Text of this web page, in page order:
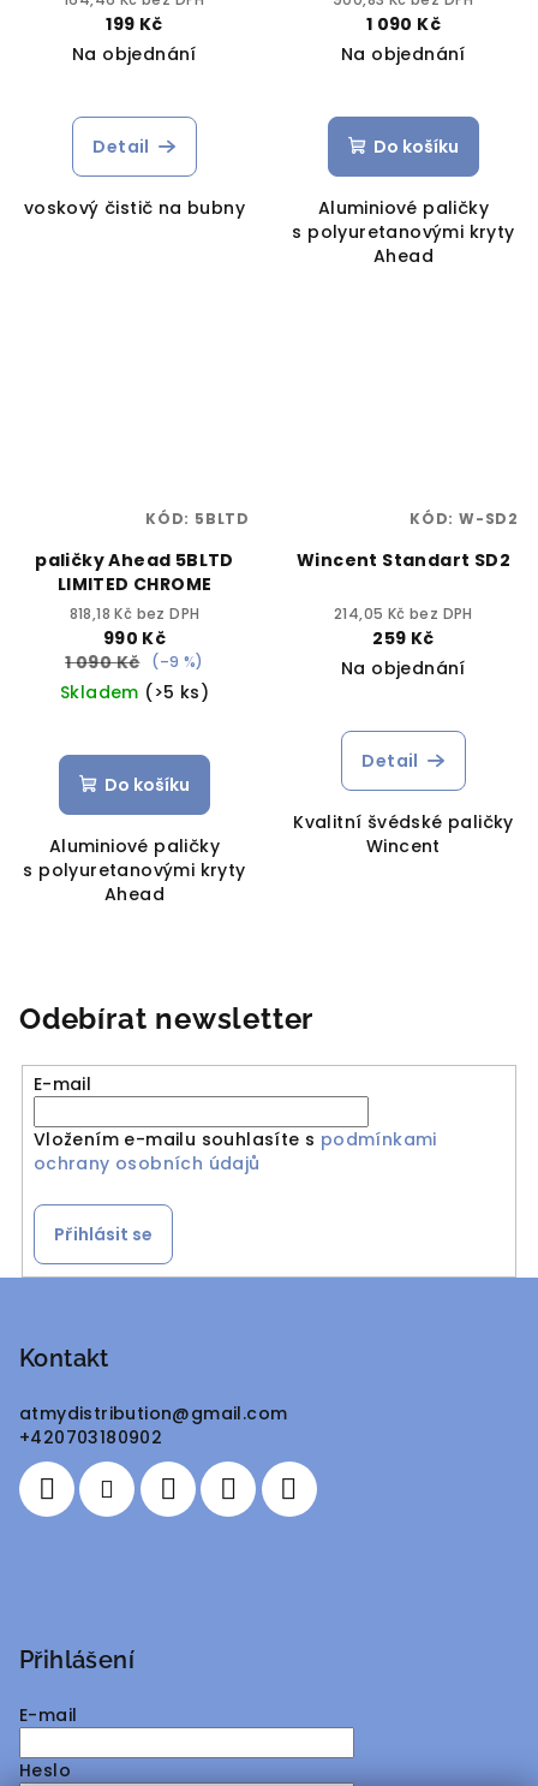
199 Kč
Na objednání
Detail
voskový čistič na bubny
1 090 Kč
Na objednání
Do košíku
Aluminiové paličky
s polyuretanovými kryty
Ahead
paličky Ahead 5BLTD
LIMITED CHROME
818,18 Kč bez DPH
990 Kč
1 090 Kč
(–9 %)
Skladem (>5 ks)
Do košíku
Aluminiové paličky
s polyuretanovými kryty
Ahead
KÓD: 5BLTD
Wincent Standart SD2
214,05 Kč bez DPH
259 Kč
Na objednání
Detail
Kvalitní švédské paličky
Wincent
KÓD: W-SD2
Odebírat newsletter
E-mail
Vložením e-mailu souhlasíte s podmínkami
ochrany osobních údajů
Přihlásit se
Kontakt
atmydistribution@gmail.com
+420703180902
Přihlášení
E-mail
Heslo